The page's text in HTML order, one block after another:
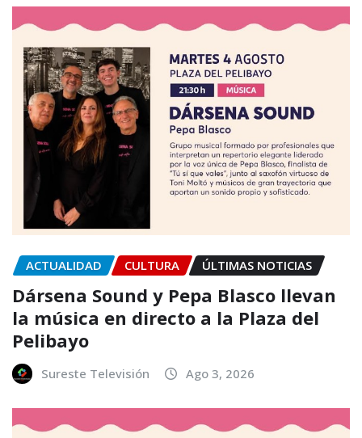
ACTUALIDAD CULTURA ÚLTIMAS NOTICIAS
Dársena Sound y Pepa Blasco llevan
la música en directo a la Plaza del
Pelibayo
Sureste Televisión Ago 3, 2026